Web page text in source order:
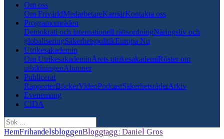
Om oss
Om FrivärldMedarbetareKarriärKontakta oss
Programområden
Demokrati och internationell rättsordningNäringsliv och
globaliseringSäkerhetspolitikEuropa Nu
Utrikesakademin
Om UtrikesakademinÅrets utrikesakademiRöster om
utbildningenAlumner
Publicerat
RapporterBöckerVideoPodcastSäkerhetsrådetArkiv
Evenemang
CIDA
HemFrihandelsbloggenBloggtagg: Daniel Gros